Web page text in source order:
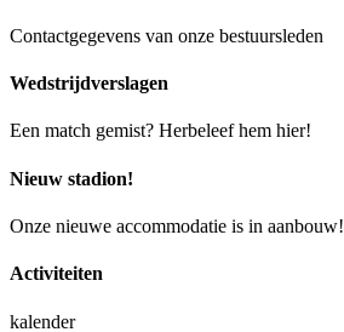
Contactgegevens van onze bestuursleden
Wedstrijdverslagen
Een match gemist? Herbeleef hem hier!
Nieuw stadion!
Onze nieuwe accommodatie is in aanbouw!
Activiteiten
kalender